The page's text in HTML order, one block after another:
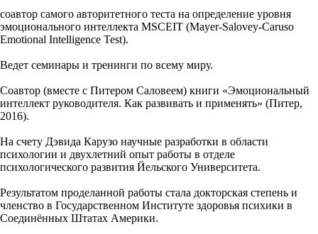
соавтор самого авторитетного теста на определение уровня
эмоционального интеллекта MSCEIT (Mayer-Salovey-Caruso
Emotional Intelligence Test).
Ведет семинары и тренинги по всему миру.
Соавтор (вместе с Питером Саловеем) книги «Эмоциональный
интеллект руководителя. Как развивать и применять» (Питер,
2016).
На счету Дэвида Карузо научные разработки в области
психологии и двухлетний опыт работы в отделе
психологического развития Йельского Университета.
Результатом проделанной работы стала докторская степень и
членство в Государственном Институте здоровья психики в
Соединённых Штатах Америки.